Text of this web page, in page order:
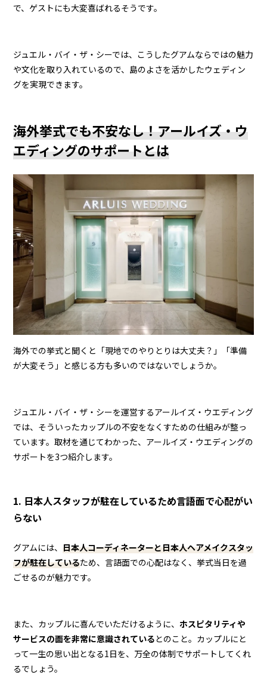
で、ゲストにも大変喜ばれるそうです。
ジュエル・バイ・ザ・シーでは、こうしたグアムならではの魅力
や文化を取り入れているので、島のよさを活かしたウェディン
グを実現できます。
海外挙式でも不安なし！アールイズ・ウ
エディングのサポートとは
海外での挙式と聞くと「現地でのやりとりは大丈夫？」「準備
が大変そう」と感じる方も多いのではないでしょうか。
ジュエル・バイ・ザ・シーを運営するアールイズ・ウエディング
では、そういったカップルの不安をなくすための仕組みが整っ
ています。取材を通じてわかった、アールイズ・ウエディングの
サポートを3つ紹介します。
1. 日本人スタッフが駐在しているため言語面で心配がい
らない
グアムには、日本人コーディネーターと日本人ヘアメイクスタッ
フが駐在しているため、言語面での心配はなく、挙式当日を過
ごせるのが魅力です。
また、カップルに喜んでいただけるように、ホスピタリティや
サービスの面を非常に意識されているとのこと。カップルにと
って一生の思い出となる1日を、万全の体制でサポートしてくれ
るでしょう。